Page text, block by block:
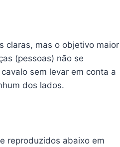
claras, mas o objetivo maior
(pessoas) não se
sem levar em conta a
dos lados.
reproduzidos abaixo em